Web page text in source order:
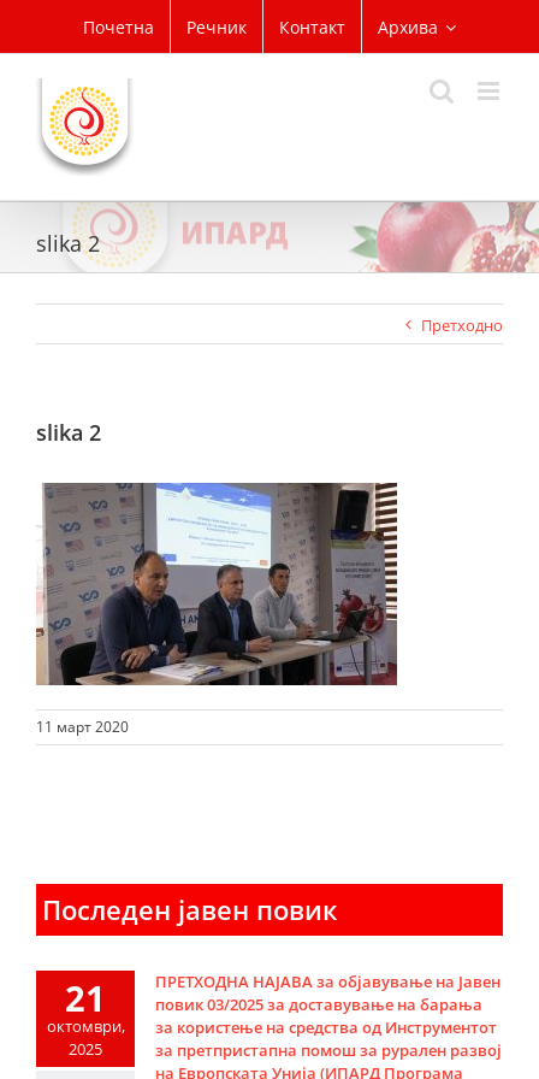
content
Почетна Речник Контакт Архива
slika 2
Претходно
slika 2
11 март 2020
Последен јавен повик
21
октомври,
2025
ПРЕТХОДНА НАЈАВА за објавување на Јавен
повик 03/2025 за доставување на барања
за користење на средства од Инструментот
за претпристапна помош за рурален развој
на Европската Унија (ИПАРД Програма